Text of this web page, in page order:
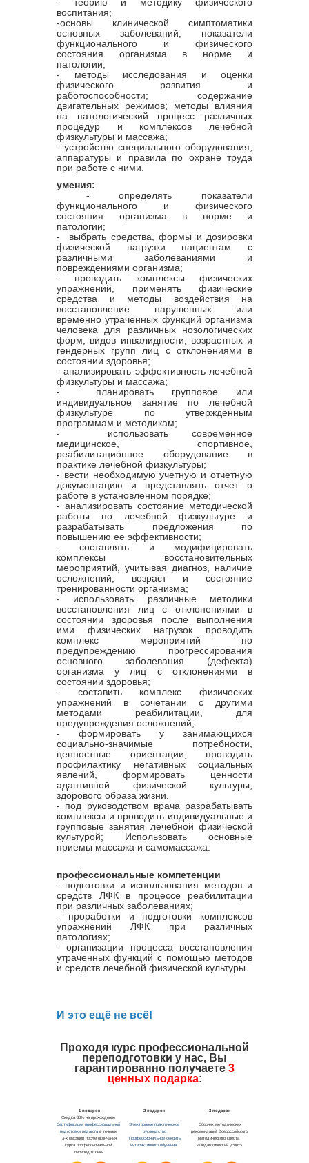
воспитания;
-основы клинической симптоматики
основных заболеваний; показатели
функционального и физического
состояния организма в норме и
патологии;
- методы исследования и оценки
физического развития и
работоспособности; содержание
двигательных режимов; методы влияния
на патологический процесс различных
процедур и комплексов лечебной
физкультуры и массажа;
- устройство специального оборудования,
аппаратуры и правила по охране труда
при работе с ними.
умения:
- определять показатели
функционального и физического
состояния организма в норме и
патологии;
- выбрать средства, формы и дозировки
физической нагрузки пациентам с
различными заболеваниями и
повреждениями организма;
- проводить комплексы физических
упражнений, применять физические
средства и методы воздействия на
восстановление нарушенных или
временно утраченных функций организма
человека для различных нозологических
форм, видов инвалидности, возрастных и
гендерных групп лиц с отклонениями в
состоянии здоровья;
- анализировать эффективность лечебной
физкультуры и массажа;
- планировать групповое или
индивидуальное занятие по лечебной
физкультуре по утвержденным
программам и методикам;
- использовать современное
медицинское, спортивное,
реабилитационное оборудование в
практике лечебной физкультуры;
- вести необходимую учетную и отчетную
документацию и представлять отчет о
работе в установленном порядке;
- анализировать состояние методической
работы по лечебной физкультуре и
разрабатывать предложения по
повышению ее эффективности;
- составлять и модифицировать
комплексы восстановительных
мероприятий, учитывая диагноз, наличие
осложнений, возраст и состояние
тренированности организма;
- использовать различные методики
восстановления лиц с отклонениями в
состоянии здоровья после выполнения
ими физических нагрузок проводить
комплекс мероприятий по
предупреждению прогрессирования
основного заболевания (дефекта)
организма у лиц с отклонениями в
состоянии здоровья;
- составить комплекс физических
упражнений в сочетании с другими
методами реабилитации, для
предупреждения осложнений;
- формировать у занимающихся
социально-значимые потребности,
ценностные ориентации, проводить
профилактику негативных социальных
явлений, формировать ценности
адаптивной физической культуры,
здорового образа жизни.
- под руководством врача разрабатывать
комплексы и проводить индивидуальные и
групповые занятия лечебной физической
культурой; Использовать основные
приемы массажа и самомассажа.
профессиональные компетенции
- подготовки и использования методов и
средств ЛФК в процессе реабилитации
при различных заболеваниях;
- проработки и подготовки комплексов
упражнений ЛФК при различных
патологиях;
- организации процесса восстановления
утраченных функций с помощью методов
и средств лечебной физической культуры.
И это ещё не всё!
Проходя курс профессиональной
переподготовки у нас, Вы
гарантированно получаете 3
ценных подарка: